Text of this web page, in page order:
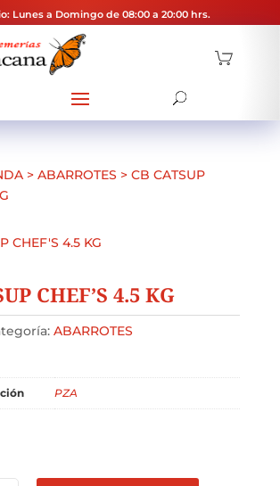
Lunes a Domingo de 08:00 a 20:00 hrs.
> ABARROTES > CB CATSUP
CHEF’S 4.5 KG
ABARROTES
PZA